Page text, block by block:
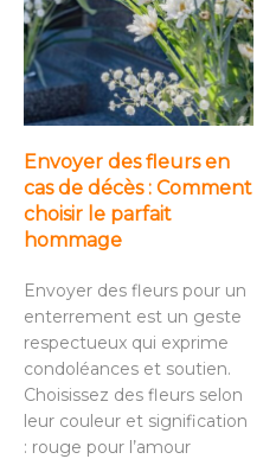
Envoyer des fleurs en
cas de décès : Comment
choisir le parfait
hommage
Envoyer des fleurs pour un
enterrement est un geste
respectueux qui exprime
condoléances et soutien.
Choisissez des fleurs selon
leur couleur et signification
: rouge pour l’amour